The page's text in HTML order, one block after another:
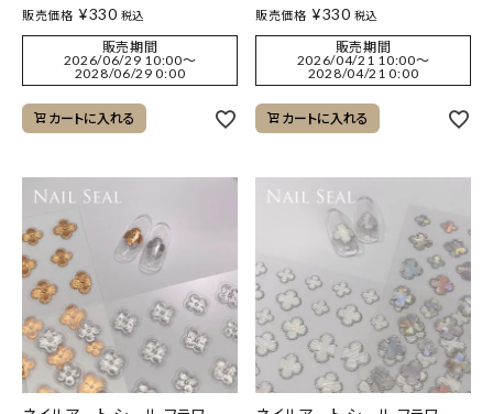
販売価格 ¥330 税込
販売期間
2026/06/29 10:00〜
2028/06/29 0:00
カートに入れる
販売価格 ¥330 税込
販売期間
2026/04/21 10:00〜
2028/04/21 0:00
カートに入れる